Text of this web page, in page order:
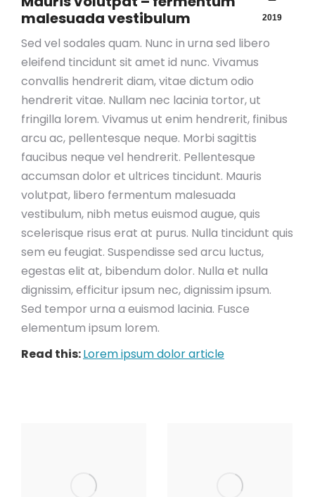
2019
malesuada vestibulum
Sed vel sodales quam. Nunc in urna sed libero
eleifend tincidunt sit amet id nunc. Vivamus
convallis hendrerit diam, vitae dictum odio
hendrerit vitae. Nullam nec lacinia tortor, ut
fringilla lorem. Vivamus ut enim hendrerit, finibus
arcu ac, pellentesque neque. Morbi sagittis
faucibus neque vel hendrerit. Pellentesque
accumsan dolor et ultrices tincidunt. Mauris
volutpat, libero fermentum malesuada
vestibulum, nibh metus euismod augue, quis
scelerisque risus erat at purus. Nulla tincidunt quis
sem eu feugiat. Suspendisse sed arcu luctus,
egestas elit at, bibendum dolor. Nulla et nulla
dignissim, efficitur ipsum nec, dignissim ipsum.
Sed tempor urna a euismod lacinia. Fusce
elementum ipsum lorem.
Read this:Lorem ipsum dolor article